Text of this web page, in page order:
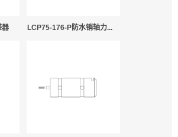
器 LCP75-176-P防水销轴力...